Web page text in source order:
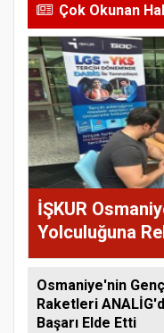
Çok Okunan
İŞKUR
Yolculuğuna
Osmaniye'nin Genç
Raketleri
Başarı Elde Etti